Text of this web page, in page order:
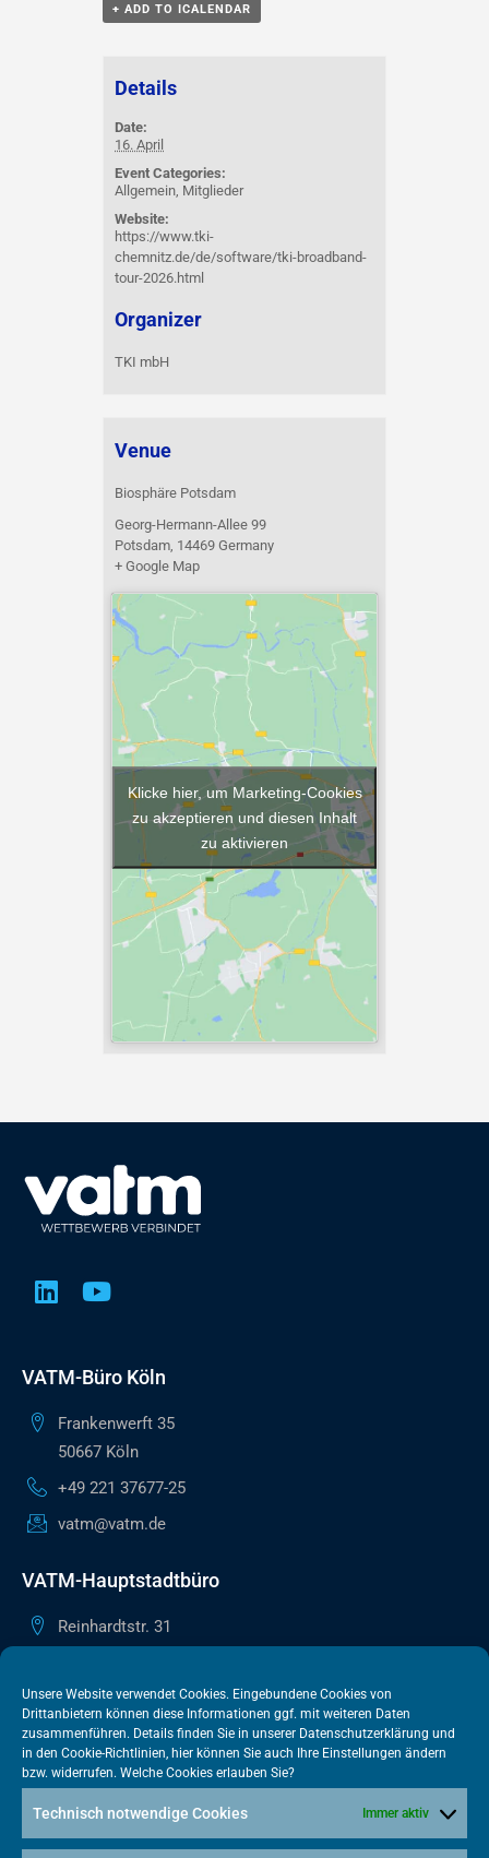
Unsere Website verwendet Cookies. Eingebundene Cookies von
Drittanbietern können diese Informationen ggf. mit weiteren Daten
zusammenführen. Details finden Sie in unserer Datenschutzerklärung und
in den Cookie-Richtlinien, hier können Sie auch Ihre Einstellungen ändern
bzw. widerrufen. Welche Cookies erlauben Sie?
Technisch notwendige Cookies Immer aktiv
+ ADD TO ICALENDAR
Details
Date:
16. April
Event Categories:
Allgemein, Mitglieder
Website:
https://www.tki-
chemnitz.de/de/software/tki-broadband-
tour-2026.html
Organizer
TKI mbH
Venue
Biosphäre Potsdam
Georg-Hermann-Allee 99
Potsdam 14469 Germany
+ Google Map
Klicke hier, um Marketing-Cookies
zu akzeptieren und diesen Inhalt
zu aktivieren
VATM-Büro Köln
Frankenwerft 35
50667 Köln
+49 221 37677-25
vatm@vatm.de
VATM-Hauptstadtbüro
Reinhardtstr. 31
+49 30 505615-38
berlin@vatm.de
VATM-Büro Brüssel